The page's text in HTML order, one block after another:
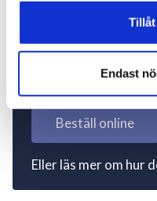
Endast
Inte
igång nu!
Beställ online
Eller läs mer om hur